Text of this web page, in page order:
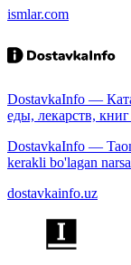
ismlar.com
DostavkaInfo —
еды, лекарств,
DostavkaInfo —
kerakli bo'lagan
dostavkainfo.uz